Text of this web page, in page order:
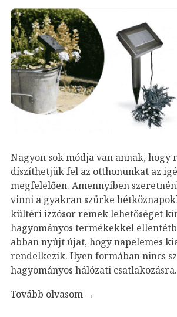
Nagyon sok módja van annak, hogy
díszíthetjük fel az otthonunkat az
megfelelően. Amennyiben
vinni a gyakran szürke
kültéri izzósor remek lehetőséget
hagyományos termékekkel
abban nyújt újat, hogy napelemes
rendelkezik. Ilyen formában nincs
hagyományos hálózati csatlakozásra.
Tovább olvasom →